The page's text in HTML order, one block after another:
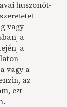
huszonöt-
vagy
a
a
vagy a
az
ezt